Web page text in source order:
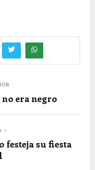
era negro
su fiesta